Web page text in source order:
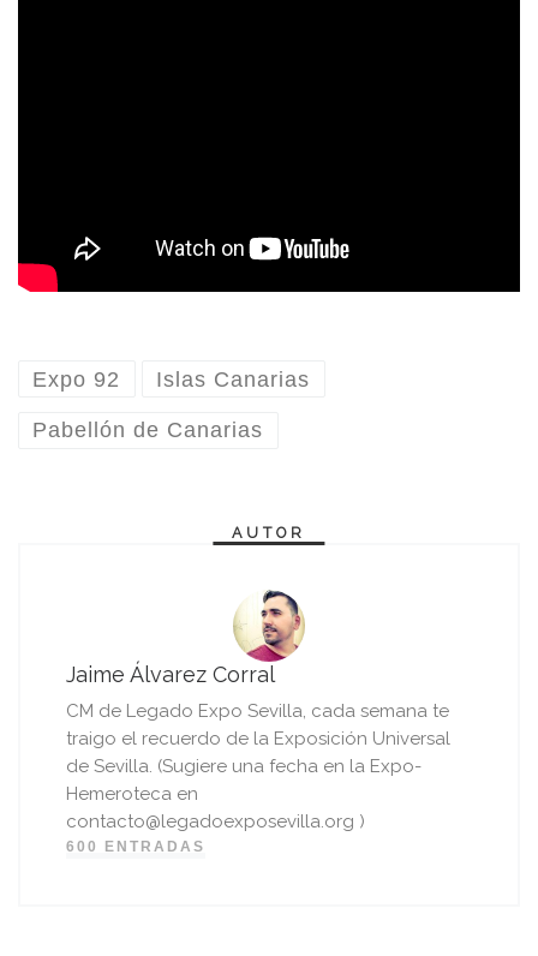
Expo 92 Islas Canarias
Pabellón de Canarias
AUTOR
Jaime Álvarez Corral
CM de Legado Expo Sevilla, cada semana te
traigo el recuerdo de la Exposición Universal
de Sevilla. (Sugiere una fecha en la Expo-
Hemeroteca en
contacto@legadoexposevilla.org )
600 ENTRADAS